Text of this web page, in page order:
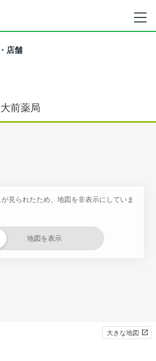
店舗
前薬局
見られたため、地図を非表示にしていま
地図を表示
大きな地図